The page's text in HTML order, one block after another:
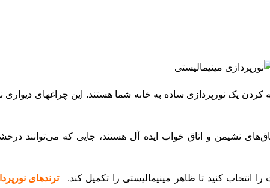
کردن یک نورپردازی ساده به خانه شما هستند. این چراغهای دیواری
نشیمن و اتاق خواب ایده آل هستند، جایی که می‌توانند
کنید تا ظاهر مینیمالیستی را تکمیل کند. ترندهای نورپردازی